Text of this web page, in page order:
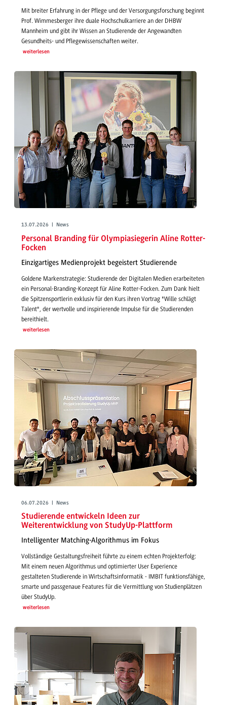
Mit breiter Erfahrung in der Pflege und der Versorgungsforschung beginnt
Prof. Wimmesberger ihre duale Hochschulkarriere an der DHBW
Mannheim und gibt ihr Wissen an Studierende der Angewandten
Gesundheits- und Pflegewissenschaften weiter.
weiterlesen
13.07.2026 | News
Personal Branding für Olympiasiegerin Aline Rotter-
Focken
Einzigartiges Medienprojekt begeistert Studierende
Goldene Markenstrategie: Studierende der Digitalen Medien erarbeiteten
ein Personal-Branding-Konzept für Aline Rotter-Focken. Zum Dank hielt
die Spitzensportlerin exklusiv für den Kurs ihren Vortrag "Wille schlägt
Talent", der wertvolle und inspirierende Impulse für die Studierenden
bereithielt.
weiterlesen
06.07.2026 | News
Studierende entwickeln Ideen zur
Weiterentwicklung von StudyUp-Plattform
Intelligenter Matching-Algorithmus im Fokus
Vollständige Gestaltungsfreiheit führte zu einem echten Projekterfolg:
Mit einem neuen Algorithmus und optimierter User Experience
gestalteten Studierende in Wirtschaftsinformatik - IMBIT funktionsfähige,
smarte und passgenaue Features für die Vermittlung von Studienplätzen
über StudyUp.
weiterlesen